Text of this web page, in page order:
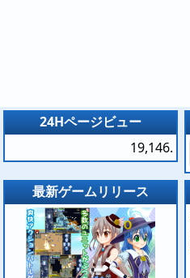
24Hページビュー
19,146.
最新ゲームリリース